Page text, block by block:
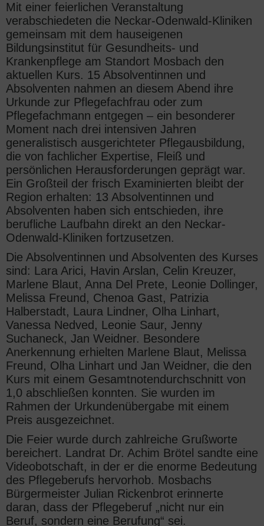
Mit einer feierlichen Veranstaltung
verabschiedeten die Neckar-Odenwald-Kliniken
gemeinsam mit dem hauseigenen
Bildungsinstitut für Gesundheits- und
Krankenpflege am Standort Mosbach den
aktuellen Kurs. 15 Absolventinnen und
Absolventen nahmen an diesem Abend ihre
Urkunde zur Pflegefachfrau oder zum
Pflegefachmann entgegen – ein besonderer
Moment nach drei intensiven Jahren
generalistisch ausgerichteter Pflegausbildung,
die von fachlicher Expertise, Fleiß und
persönlichen Herausforderungen geprägt war.
Ein Großteil der frisch Examinierten bleibt der
Region erhalten: 13 Absolventinnen und
Absolventen haben sich entschieden, ihre
berufliche Laufbahn direkt an den Neckar-
Odenwald-Kliniken fortzusetzen.
Die Absolventinnen und Absolventen des Kurses
sind: Lara Arici, Havin Arslan, Celin Kreuzer,
Marlene Blaut, Anna Del Prete, Leonie Dollinger,
Melissa Freund, Chenoa Gast, Patrizia
Halberstadt, Laura Lindner, Olha Linhart,
Vanessa Nedved, Leonie Saur, Jenny
Suchaneck, Jan Weidner. Besondere
Anerkennung erhielten Marlene Blaut, Melissa
Freund, Olha Linhart und Jan Weidner, die den
Kurs mit einem Gesamtnotendurchschnitt von
1,0 abschließen konnten. Sie wurden im
Rahmen der Urkundenübergabe mit einem
Preis ausgezeichnet.
Die Feier wurde durch zahlreiche Grußworte
bereichert. Landrat Dr. Achim Brötel sandte eine
Videobotschaft, in der er die enorme Bedeutung
des Pflegeberufs hervorhob. Mosbachs
Bürgermeister Julian Rickenbrot erinnerte
daran, dass der Pflegeberuf „nicht nur ein
Beruf, sondern eine Berufung“ sei.